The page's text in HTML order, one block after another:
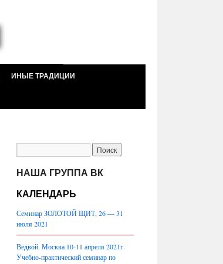
ИНЫЕ ТРАДИЦИИ
НАША ГРУППА ВК
КАЛЕНДАРЬ
Семинар ЗОЛОТОЙ ЩИТ, 26 — 31
июля 2021
Ведвой. Москва 10-11 апреля 2021г.
Учебно-практический семинар по